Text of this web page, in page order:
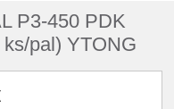
P3-450 PDK
pal) YTONG